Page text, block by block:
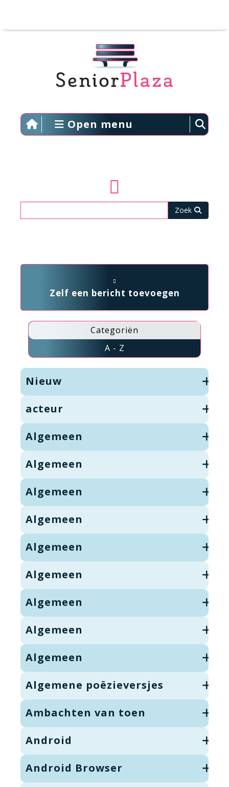
Open menu
Zelf een bericht toevoegen
Categoriën
A - Z
Nieuw
acteur
Algemeen
Algemeen
Algemeen
Algemeen
Algemeen
Algemeen
Algemeen
Algemeen
Algemeen
Algemene poëzieversjes
Ambachten van toen
Android
Android Browser